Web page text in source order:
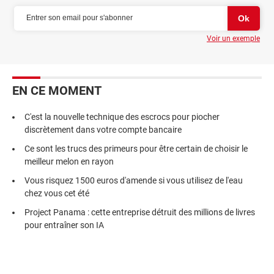
Voir un exemple
EN CE MOMENT
C'est la nouvelle technique des escrocs pour piocher
discrètement dans votre compte bancaire
Ce sont les trucs des primeurs pour être certain de choisir le
meilleur melon en rayon
Vous risquez 1500 euros d'amende si vous utilisez de l'eau
chez vous cet été
Project Panama : cette entreprise détruit des millions de livres
pour entraîner son IA